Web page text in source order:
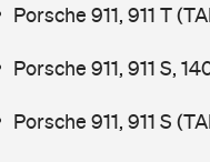
Porsche 911, 911 T
Porsche 911, 911 S,
Porsche 911, 911 S